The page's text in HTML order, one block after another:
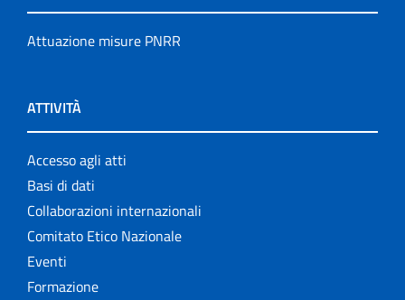
Attuazione misure PNRR
ATTIVITÀ
Accesso agli atti
Basi di dati
Collaborazioni internazionali
Comitato Etico Nazionale
Eventi
Formazione